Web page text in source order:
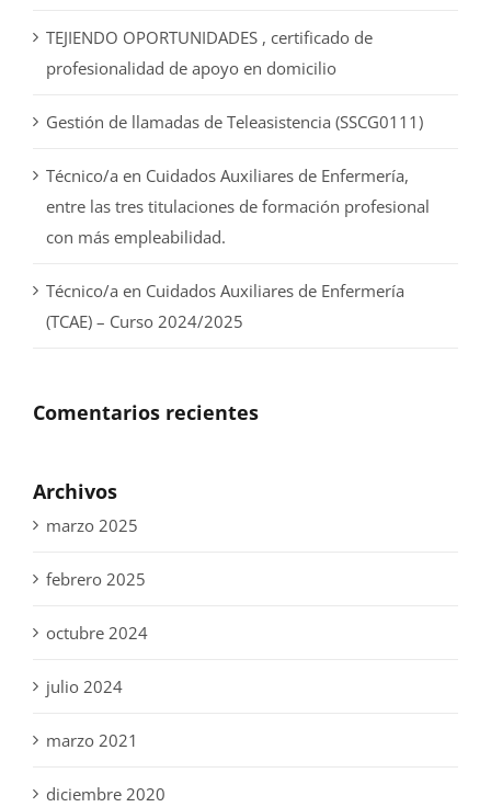
TEJIENDO OPORTUNIDADES , certificado de
profesionalidad de apoyo en domicilio
Gestión de llamadas de Teleasistencia (SSCG0111)
Técnico/a en Cuidados Auxiliares de Enfermería,
entre las tres titulaciones de formación profesional
con más empleabilidad.
Técnico/a en Cuidados Auxiliares de Enfermería
(TCAE) – Curso 2024/2025
Comentarios recientes
Archivos
marzo 2025
febrero 2025
octubre 2024
julio 2024
marzo 2021
diciembre 2020